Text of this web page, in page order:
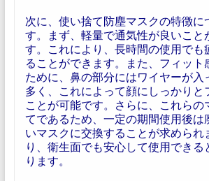
次に、使い捨て防塵マスクの特徴に
す。まず、軽量で通気性が良いこと
す。これにより、長時間の使用でも
ることができます。また、フィット
ために、鼻の部分にはワイヤーが入
多く、これによって顔にしっかりと
ことが可能です。さらに、これらの
てであるため、一定の期間使用後は
いマスクに交換することが求められ
り、衛生面でも安心して使用できる
ります。